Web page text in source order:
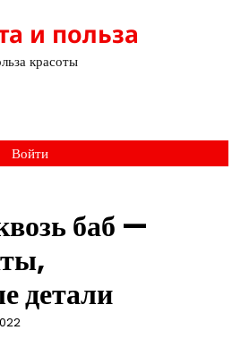
и польза
красоты
Войти
баб —
детали